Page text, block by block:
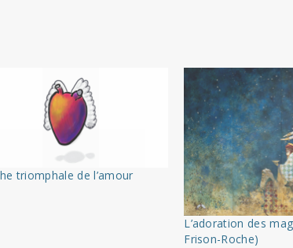
triomphale de l’amour
L’adoration des
Frison-Roche)